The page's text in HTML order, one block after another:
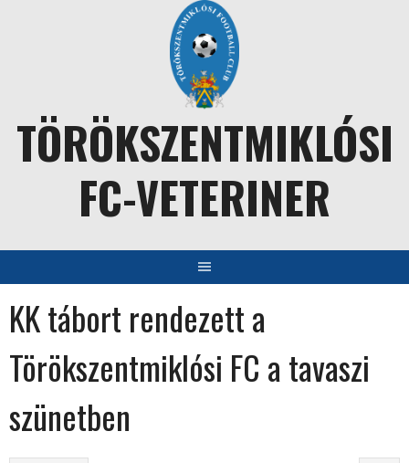
TÖRÖKSZENTMIKLÓSI
FC-VETERINER
KK tábort rendezett a
Törökszentmiklósi FC a tavaszi
szünetben